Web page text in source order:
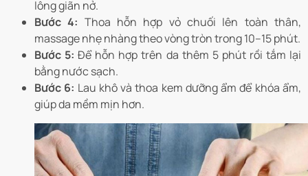
lông giãn nở.
Bước 4: Thoa hỗn hợp vỏ chuối lên toàn thân,
massage nhẹ nhàng theo vòng tròn trong 10–15 phút.
Bước 5: Để hỗn hợp trên da thêm 5 phút rồi tắm lại
bằng nước sạch.
Bước 6: Lau khô và thoa kem dưỡng ẩm để khóa ẩm,
giúp da mềm mịn hơn.